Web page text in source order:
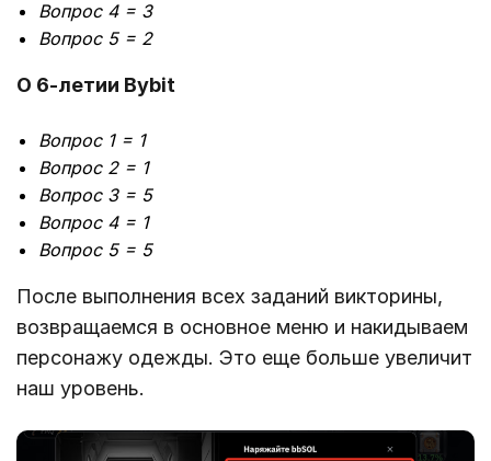
Вопрос 4 = 3
Вопрос 5 = 2
О 6-летии Bybit
Вопрос 1 = 1
Вопрос 2 = 1
Вопрос 3 = 5
Вопрос 4 = 1
Вопрос 5 = 5
После выполнения всех заданий викторины,
возвращаемся в основное меню и накидываем
персонажу одежды. Это еще больше увеличит
наш уровень.